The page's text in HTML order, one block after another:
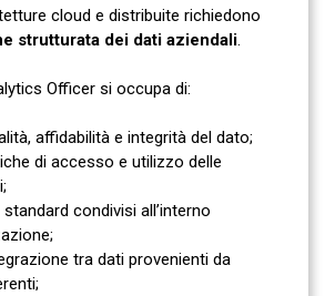
cloud e distribuite richiedono
strutturata dei dati aziendali.
Officer si occupa di:
affidabilità e integrità del dato;
di accesso e utilizzo delle
condivisi all’interno
tra dati provenienti da